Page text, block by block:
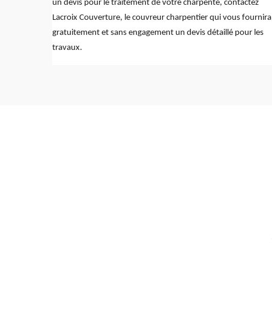
un devis pour le traitement de votre charpente, contactez
Lacroix Couverture, le couvreur charpentier qui vous fournira
gratuitement et sans engagement un devis détaillé pour les
travaux.